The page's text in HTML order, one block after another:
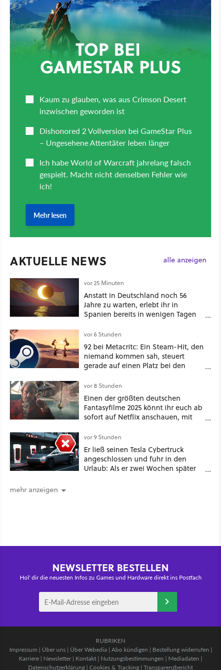
AKTUELLE NEWS alle anzeigen
vor 25 Minuten
Anstatt in Deutschland noch 56
Jahre zu warten, erlebt ihr in
Spanien bereits in wenigen Tagen
vor 6 Stunden
92 bei Metacritc: Ein Steam-Hit, den
niemand kommen sah, steuert
gerade auf einen Platz bei den
vor 8 Stunden
Einen der größten deutschen
Fantasyfilme 2025 könnt ihr euch ab
sofort auf Netflix anschauen, mit
vor 9 Stunden
Er ließ seinen Tesla Cybertruck
angeschlossen und fuhr in den
Urlaub: Als er zwei Wochen später
mehr anzeigen
NEWSLETTER BESTELLEN
Hol' dir die neuesten Infos zu Games und Hardware direkt ins Postfach
RUBRIKEN
Impressum | Über uns| Über Webedia | Abo kündigen | Bestellung widerrufen |
Karriere | Newsletter | Kontakt | Nutzungsbestimmungen | Mediadaten |
Datenschutzerklärung | Cookies & Tracking | Transparenzbericht